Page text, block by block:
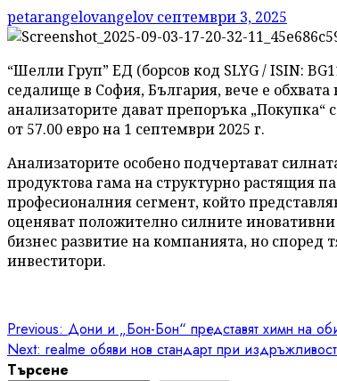
petarangelovangelovсептември 3, 2025
“Шелли Груп” ЕД (борсов код SLYG / ISIN:
седалище в София, България, вече е обхвата
анализаторите дават препоръка „Покупка“
от 57.00 евро на 1 септември 2025 г.
Анализаторите особено подчертават
продуктова гама на структурно растящия
професионалния сегмент, който
оценяват положително силните
бизнес развитие на компанията, но според
инвеститори.
Post
navigation
Previous: Дони и „Бон-Бон“ представят химн на
Next: realme обяви нов стандарт при
Търсене